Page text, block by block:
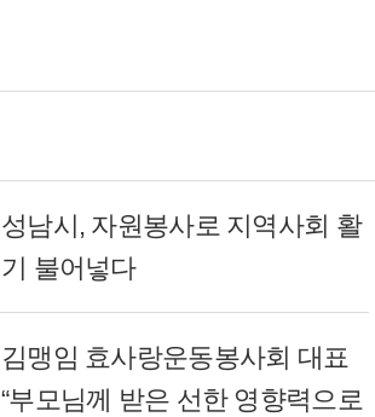
성남시, 자원봉사로 지역사회 활
기 불어넣다
김맹임 효사랑운동봉사회 대표
“부모님께 받은 선한 영향력으로